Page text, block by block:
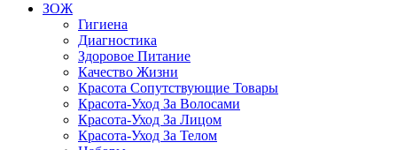
ЗОЖ
Гигиена
Диагностика
Здоровое Питание
Качество Жизни
Красота Сопутствующие Товары
Красота-Уход За Волосами
Красота-Уход За Лицом
Красота-Уход За Телом